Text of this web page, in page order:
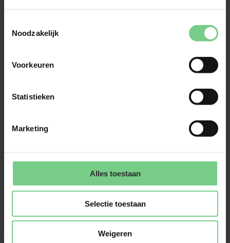
Noodzakelijk
Voorkeuren
Statistieken
Marketing
Alles toestaan
Selectie toestaan
Weigeren
Arriva bussen
Alle stadsbussen in Venlo
Limburgliner
Roermond - Venlo (372)
Arriva trein
Midden-Limburg